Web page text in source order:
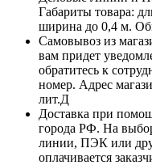
Габариты товара:
ширина до 0,4 м.
Самовывоз из
вам придет
обратитесь к
номер. Адрес
лит.Д
Доставка при
города РФ. На
линии, ПЭК или
оплачивается